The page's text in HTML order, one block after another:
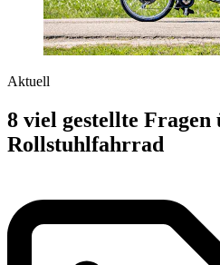
Aktuell
8 viel gestellte Fragen
Rollstuhlfahrrad